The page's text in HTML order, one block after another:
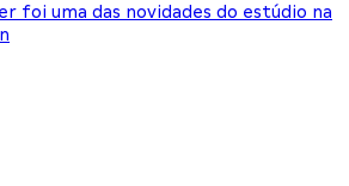
foi uma das novidades do estúdio na